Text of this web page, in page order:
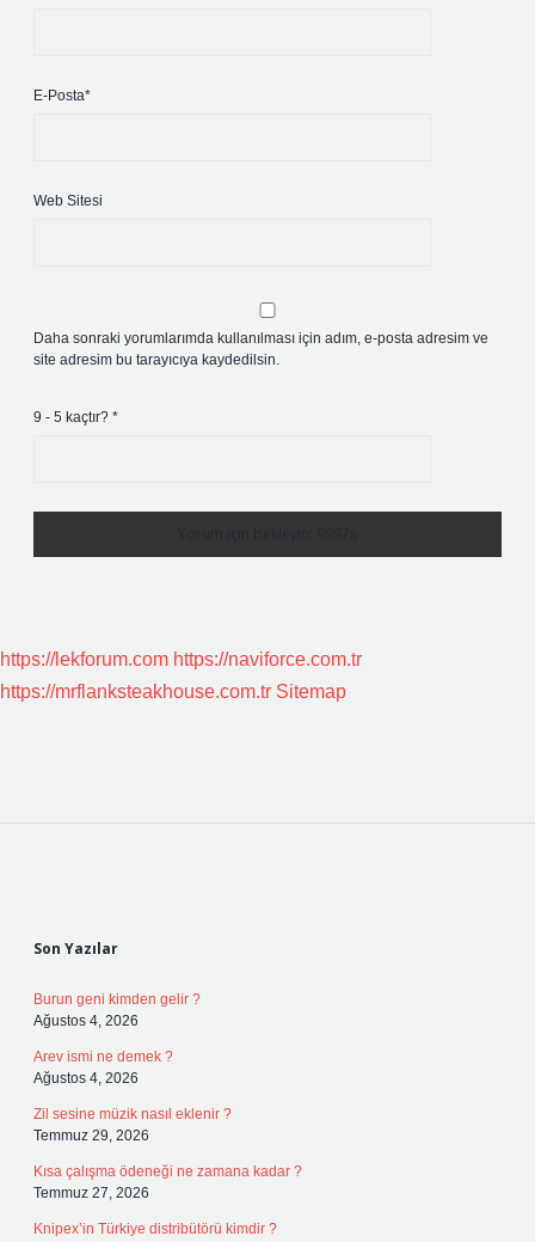
E-Posta*
Web Sitesi
Daha sonraki yorumlarımda kullanılması için adım, e-posta adresim ve
site adresim bu tarayıcıya kaydedilsin.
9 - 5 kaçtır? *
https://lekforum.com https://naviforce.com.tr
https://mrflanksteakhouse.com.tr Sitemap
Son Yazılar
Burun geni kimden gelir ?
Ağustos 4, 2026
Arev ismi ne demek ?
Ağustos 4, 2026
Zil sesine müzik nasıl eklenir ?
Temmuz 29, 2026
Kısa çalışma ödeneği ne zamana kadar ?
Temmuz 27, 2026
Knipex’in Türkiye distribütörü kimdir ?